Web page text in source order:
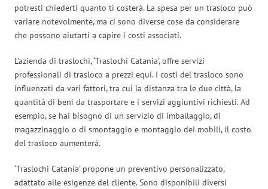
potresti chiederti quanto ti costerà. La spesa per un trasloco può
variare notevolmente, ma ci sono diverse cose da considerare
che possono aiutarti a capire i costi associati.
L’azienda di traslochi, ‘Traslochi Catania’, offre servizi
professionali di trasloco a prezzi equi. I costi del trasloco sono
influenzati da vari fattori, tra cui la distanza tra le due città, la
quantità di beni da trasportare e i servizi aggiuntivi richiesti. Ad
esempio, se hai bisogno di un servizio di imballaggio, di
magazzinaggio o di smontaggio e montaggio dei mobili, il costo
del trasloco aumenterà.
‘Traslochi Catania’ propone un preventivo personalizzato,
adattato alle esigenze del cliente. Sono disponibili diversi